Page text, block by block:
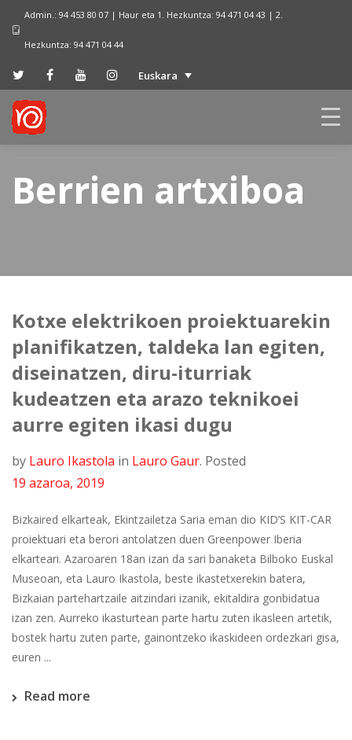
Admin.: 94 453 80 07 | Haur eta 1. Hezkuntza: 94 471 04 43 | 2.
Hezkuntza: 94 471 04 44
Euskara
Berrien artxiboa
Kotxe elektrikoen proiektuarekin
planifikatzen, taldeka lan egiten,
diseinatzen, diru-iturriak
kudeatzen eta arazo teknikoei
aurre egiten ikasi dugu
by Lauro Ikastola in Lauro Gaur. Posted
19 azaroa, 2019
Bizkaired elkarteak, Ekintzailetza Saria eman dio KID’S KIT-CAR
proiektuari eta berori antolatzen duen Greenpower Iberia
elkarteari. Azaroaren 18an izan da sari banaketa Bilboko Euskal
Museoan, eta Lauro Ikastola, beste ikastetxerekin batera,
Bizkaian partehartzaile aitzindari izanik, ekitaldira gonbidatua
izan zen. Aurreko ikasturtean parte hartu zuten ikasleen artetik,
bostek hartu zuten parte, gainontzeko ikaskideen ordezkari gisa,
euren ...
Read more